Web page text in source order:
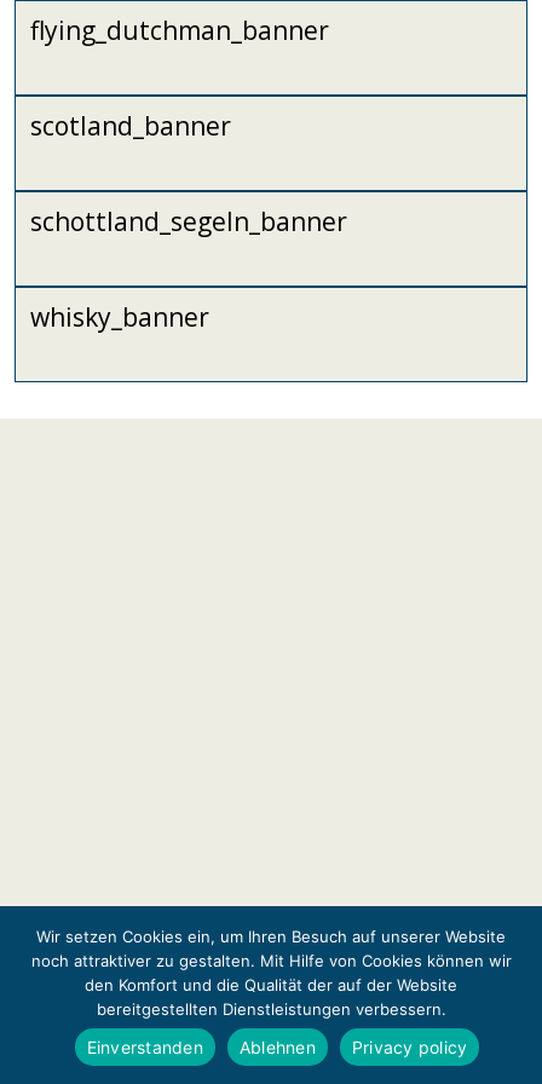
flying_dutchman_banner
scotland_banner
schottland_segeln_banner
whisky_banner
Wir setzen Cookies ein, um Ihren Besuch auf unserer Website
noch attraktiver zu gestalten. Mit Hilfe von Cookies können wir
den Komfort und die Qualität der auf der Website
bereitgestellten Dienstleistungen verbessern.
Einverstanden Ablehnen Privacy policy